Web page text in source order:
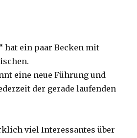
hat ein paar Becken mit
eine neue Führung und
der gerade laufenden
viel Interessantes über